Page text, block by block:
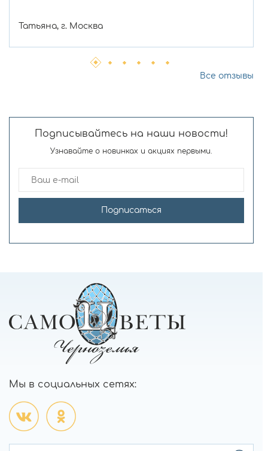
Татьяна, г. Москва
Все отзывы
Подписывайтесь на наши новости!
Узнавайте о новинках и акциях первыми.
Подписаться
Мы в социальных сетях: